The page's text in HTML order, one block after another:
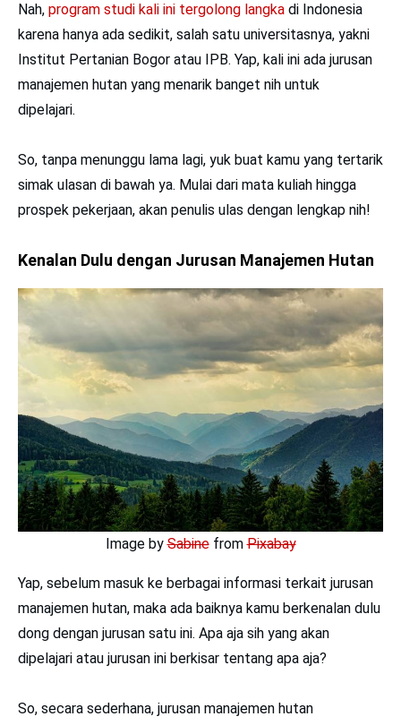
Nah, program studi kali ini tergolong langka di Indonesia
karena hanya ada sedikit, salah satu universitasnya, yakni
Institut Pertanian Bogor atau IPB. Yap, kali ini ada jurusan
manajemen hutan yang menarik banget nih untuk
dipelajari.
So, tanpa menunggu lama lagi, yuk buat kamu yang tertarik
simak ulasan di bawah ya. Mulai dari mata kuliah hingga
prospek pekerjaan, akan penulis ulas dengan lengkap nih!
Kenalan Dulu dengan Jurusan Manajemen Hutan
Image bySabinefromPixabay
Yap, sebelum masuk ke berbagai informasi terkait jurusan
manajemen hutan, maka ada baiknya kamu berkenalan dulu
dong dengan jurusan satu ini. Apa aja sih yang akan
dipelajari atau jurusan ini berkisar tentang apa aja?
So, secara sederhana, jurusan manajemen hutan